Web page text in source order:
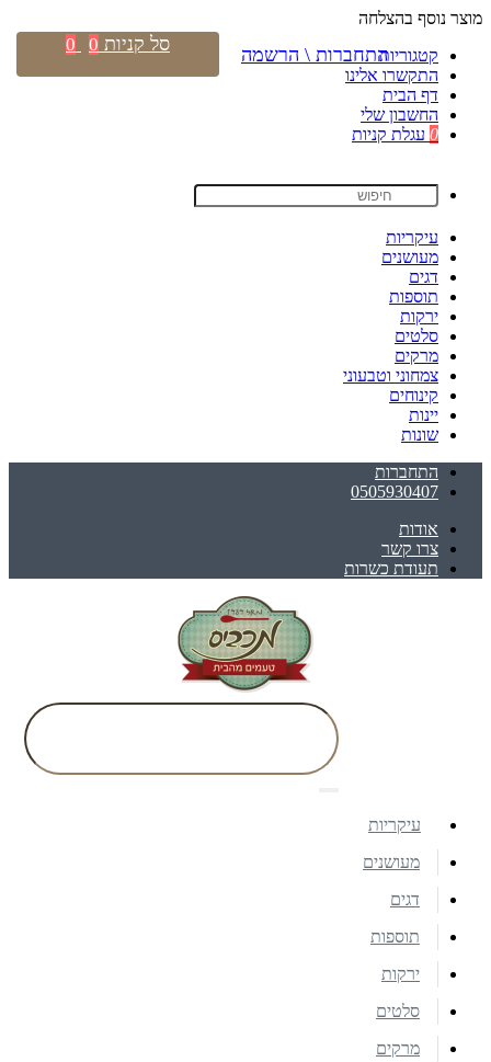
מוצר נוסף בהצלחה
קטגוריות
התקשרו אלינו
דף הבית
החשבון שלי
0 עגלת קניות
עיקריות
מעושנים
דגים
תוספות
ירקות
סלטים
מרקים
צמחוני וטבעוני
קינוחים
יינות
שונות
התחברות
0505930407
אודות
צרו קשר
תעודת כשרות
התחברות \ הרשמה סל קניות 0
0
עיקריות
מעושנים
דגים
תוספות
ירקות
סלטים
מרקים